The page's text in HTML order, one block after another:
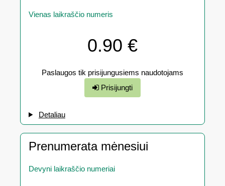
Vienas laikraščio numeris
0.90 €
Paslaugos tik prisijungusiems naudotojams
Prisijungti
Detaliau
Prenumerata mėnesiui
Devyni laikraščio numeriai